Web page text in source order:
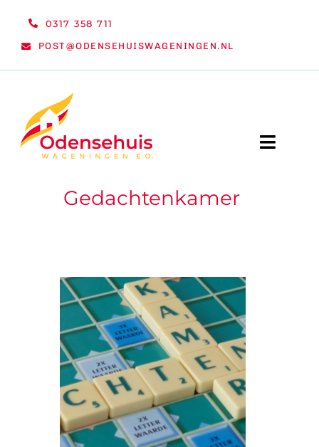
0317 358 711
POST@ODENSEHUISWAGENINGEN.NL
Toggle
WELKOM
ORGANISATIE
VRIJWILLIGERS & STAGIAIRES
CONTACT
Gedachtenkamer